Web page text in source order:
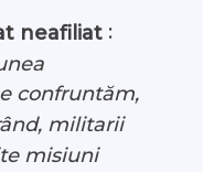
neafiliat :
confruntăm,
militarii
misiuni